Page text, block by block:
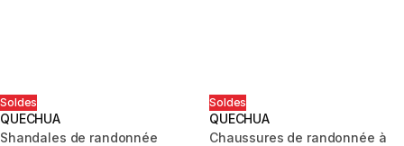
Soldes
QUECHUA
Shandales de randonnée
Soldes
QUECHUA
Chaussures de randonnée à